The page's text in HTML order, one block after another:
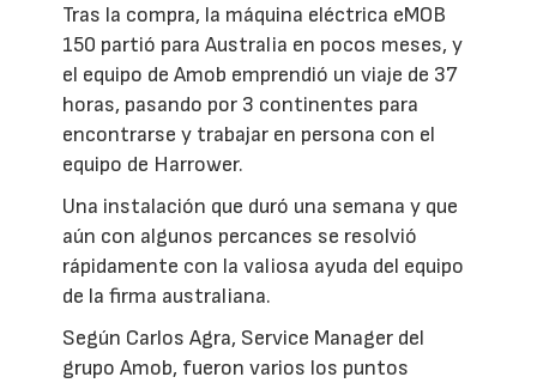
Tras la compra, la máquina eléctrica eMOB
150 partió para Australia en pocos meses, y
el equipo de Amob emprendió un viaje de 37
horas, pasando por 3 continentes para
encontrarse y trabajar en persona con el
equipo de Harrower.
Una instalación que duró una semana y que
aún con algunos percances se resolvió
rápidamente con la valiosa ayuda del equipo
de la firma australiana.
Según Carlos Agra, Service Manager del
grupo Amob, fueron varios los puntos